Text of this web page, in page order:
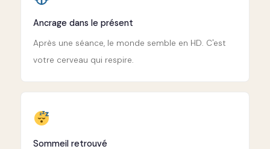
Ancrage dans le présent
Après une séance, le monde semble en HD. C'est
votre cerveau qui respire.
Sommeil retrouvé